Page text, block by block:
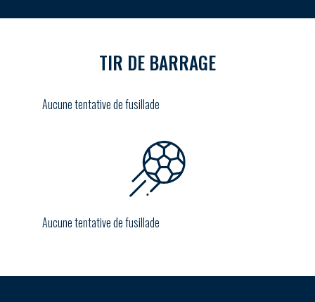
TIR DE BARRAGE
Aucune tentative de fusillade
Aucune tentative de fusillade